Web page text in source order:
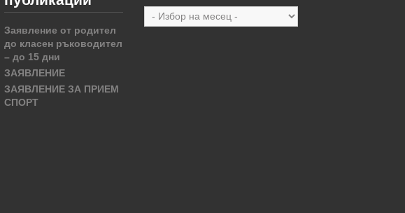
Заявление от родител
до класен ръководител
– до 15 дни
ЗАЯВЛЕНИЕ
ЗАЯВЛЕНИЕ ЗА ПРИЕМ
СПОРТ
Архив